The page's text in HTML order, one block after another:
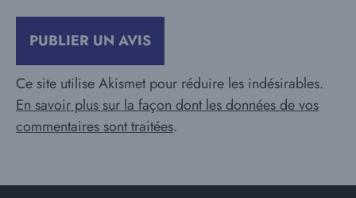
Ce site utilise Akismet pour réduire les indésirables.
En savoir plus sur la façon dont les données de vos
commentaires sont traitées.